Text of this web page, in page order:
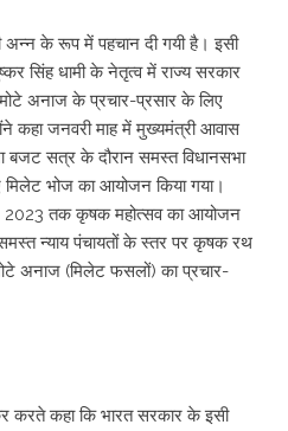
के रूप में पहचान दी गयी है। इसी
सिंह धामी के नेतृत्व में राज्य सरकार
अनाज के प्रचार-प्रसार के लिए
कहा जनवरी माह में मुख्यमंत्री आवास
बजट सत्र के दौरान समस्त विधानसभा
भोज का आयोजन किया गया।
2023 तक कृषक महोत्सव का आयोजन
न्याय पंचायतों के स्तर पर कृषक रथ
अनाज (मिलेट फसलों) का प्रचार-
करते कहा कि भारत सरकार के इसी